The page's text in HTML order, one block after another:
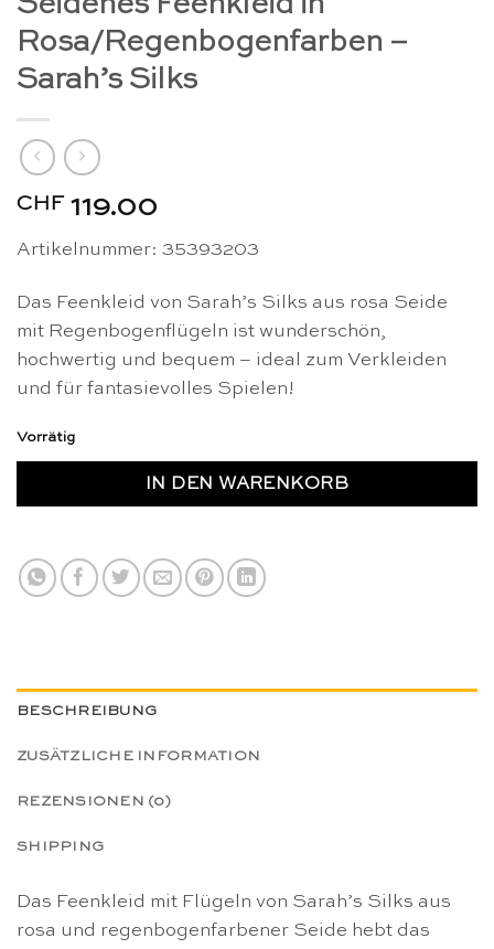
Rosa/Regenbogenfarben –
Sarah’s Silks
CHF 119.00
Artikelnummer: 35393203
Das Feenkleid von Sarah’s Silks aus rosa Seide
mit Regenbogenflügeln ist wunderschön,
hochwertig und bequem – ideal zum Verkleiden
und für fantasievolles Spielen!
Vorrätig
IN DEN WARENKORB
BESCHREIBUNG
ZUSÄTZLICHE INFORMATION
REZENSIONEN (0)
SHIPPING
Das Feenkleid mit Flügeln von Sarah’s Silks aus
rosa und regenbogenfarbener Seide hebt das